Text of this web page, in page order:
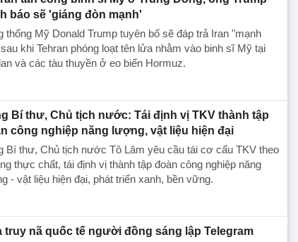
báo sẽ 'giáng đòn mạnh'
thống Mỹ Donald Trump tuyên bố sẽ đáp trả Iran "mạnh
khi Tehran phóng loạt tên lửa nhằm vào binh sĩ Mỹ tại
và các tàu thuyền ở eo biển Hormuz.
Bí thư, Chủ tịch nước: Tái định vị TKV thành tập
công nghiệp năng lượng, vật liệu hiện đại
Bí thư, Chủ tịch nước Tô Lâm yêu cầu tái cơ cấu TKV theo
thực chất, tái định vị thành tập đoàn công nghiệp năng
- vật liệu hiện đại, phát triển xanh, bền vững.
truy nã quốc tế người đồng sáng lập Telegram